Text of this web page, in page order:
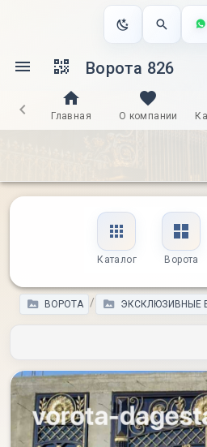
Ворота 826
Главная О компании
Каталог Ворота
ВОРОТА / ЭКСКЛЮЗИВНЫЕ